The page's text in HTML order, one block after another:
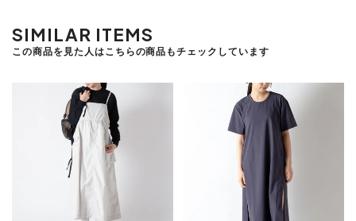
SIMILAR ITEMS
この商品を見た人はこちらの商品もチェックしています